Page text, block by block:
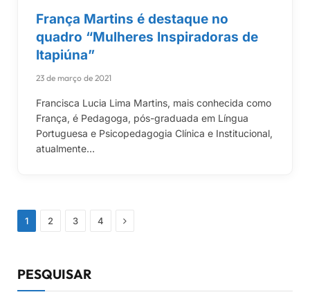
França Martins é destaque no
quadro “Mulheres Inspiradoras de
Itapiúna”
23 de março de 2021
Francisca Lucia Lima Martins, mais conhecida como
França, é Pedagoga, pós-graduada em Língua
Portuguesa e Psicopedagogia Clínica e Institucional,
atualmente…
1 2 3 4 Próximo
PESQUISAR